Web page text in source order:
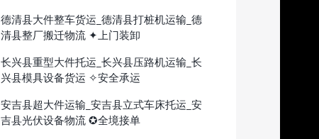
德清县大件整车货运_德清县打桩机运输_德
清县整厂搬迁物流 ✦上门装卸
长兴县重型大件托运_长兴县压路机运输_长
兴县模具设备货运 ✧安全承运
安吉县超大件运输_安吉县立式车床托运_安
吉县光伏设备物流 ✪全境接单